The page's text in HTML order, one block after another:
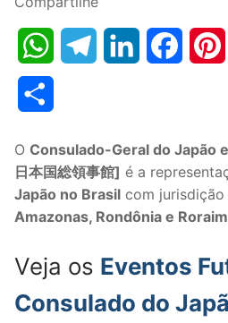
WhatsAppTelegramLinkedIn
O Consulado-Geral do Japão
日本国総領事館] é a
Japão no Brasil com
Amazonas, Rondônia e
Veja os Eventos
Consulado do